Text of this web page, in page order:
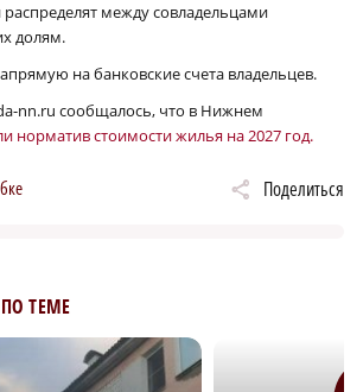
между совладельцами
долям.
на банковские счета владельцев.
nn.ru сообщалось, что в Нижнем
норматив стоимости жилья на 2027 год.
Поделиться
ТЕМЕ